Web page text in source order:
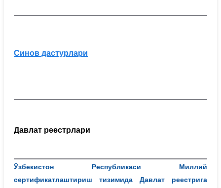
Синов дастурлари
Давлат реестрлари
Ўзбекистон Республикаси Миллий
сертификатлаштириш тизимида Давлат реестрига